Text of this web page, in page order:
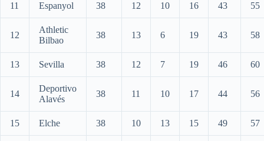
11 Espanyol 38 12 10 16 43 55
12
Athletic
Bilbao
38 13 6 19 43 58
13 Sevilla 38 12 7 19 46 60
14
Deportivo
Alavés
38 11 10 17 44 56
15 Elche 38 10 13 15 49 57